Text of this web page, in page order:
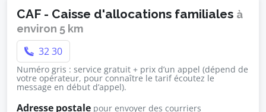
CAF - Caisse d'allocations familiales à
environ 5 km
32 30
Numéro gris : service gratuit + prix d’un appel (dépend de
votre opérateur, pour connaître le tarif écoutez le
message en début d’appel).
Adresse postale pour envoyer des courriers